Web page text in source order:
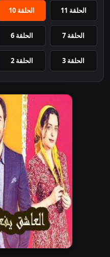
الحلقة 11 الحلقة 10
الحلقة 7 الحلقة 6
الحلقة 3 الحلقة 2